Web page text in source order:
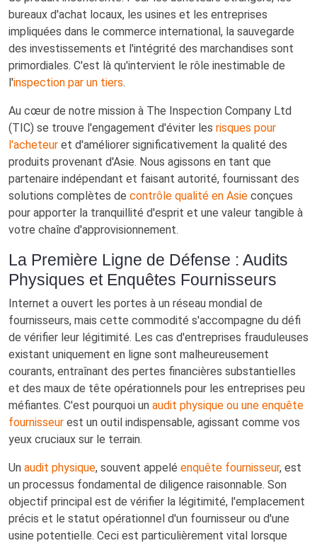
bureaux d'achat locaux, les usines et les entreprises
impliquées dans le commerce international, la sauvegarde
des investissements et l'intégrité des marchandises sont
primordiales. C'est là qu'intervient le rôle inestimable de
l'inspection par un tiers.
Au cœur de notre mission à The Inspection Company Ltd
(TIC) se trouve l'engagement d'éviter les risques pour
l'acheteur et d'améliorer significativement la qualité des
produits provenant d'Asie. Nous agissons en tant que
partenaire indépendant et faisant autorité, fournissant des
solutions complètes de contrôle qualité en Asie conçues
pour apporter la tranquillité d'esprit et une valeur tangible à
votre chaîne d'approvisionnement.
La Première Ligne de Défense : Audits
Physiques et Enquêtes Fournisseurs
Internet a ouvert les portes à un réseau mondial de
fournisseurs, mais cette commodité s'accompagne du défi
de vérifier leur légitimité. Les cas d'entreprises frauduleuses
existant uniquement en ligne sont malheureusement
courants, entraînant des pertes financières substantielles
et des maux de tête opérationnels pour les entreprises peu
méfiantes. C'est pourquoi un audit physique ou une enquête
fournisseur est un outil indispensable, agissant comme vos
yeux cruciaux sur le terrain.
Un audit physique, souvent appelé enquête fournisseur, est
un processus fondamental de diligence raisonnable. Son
objectif principal est de vérifier la légitimité, l'emplacement
précis et le statut opérationnel d'un fournisseur ou d'une
usine potentielle. Ceci est particulièrement vital lorsque